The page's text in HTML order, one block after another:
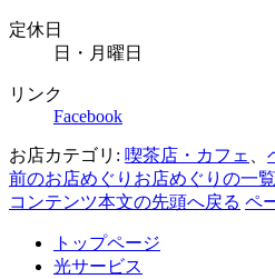
定休日
日・月曜日
リンク
Facebook
お店カテゴリ: 喫茶店・カフェ
前のお店めぐり お店めぐりの一
コンテンツ本文の先頭へ戻る ペ
トップページ
光サービス